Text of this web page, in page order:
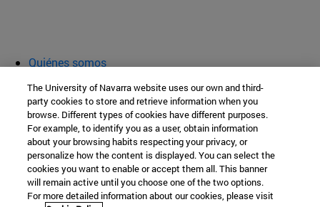
Quiénes somos
Aula abierta
Cátedra de Patrimonio y Arte Navarro
Facultad de Filosofía y Letras
The University of Navarra website uses our own and third-
party cookies to store and retrieve information when you
browse. Different types of cookies have different purposes.
For example, to identify you as a user, obtain information
about your browsing habits respecting your privacy, or
personalize how the content is displayed. You can select the
cookies you want to enable or accept them all. This banner
will remain active until you choose one of the two options.
For more detailed information about our cookies, please visit